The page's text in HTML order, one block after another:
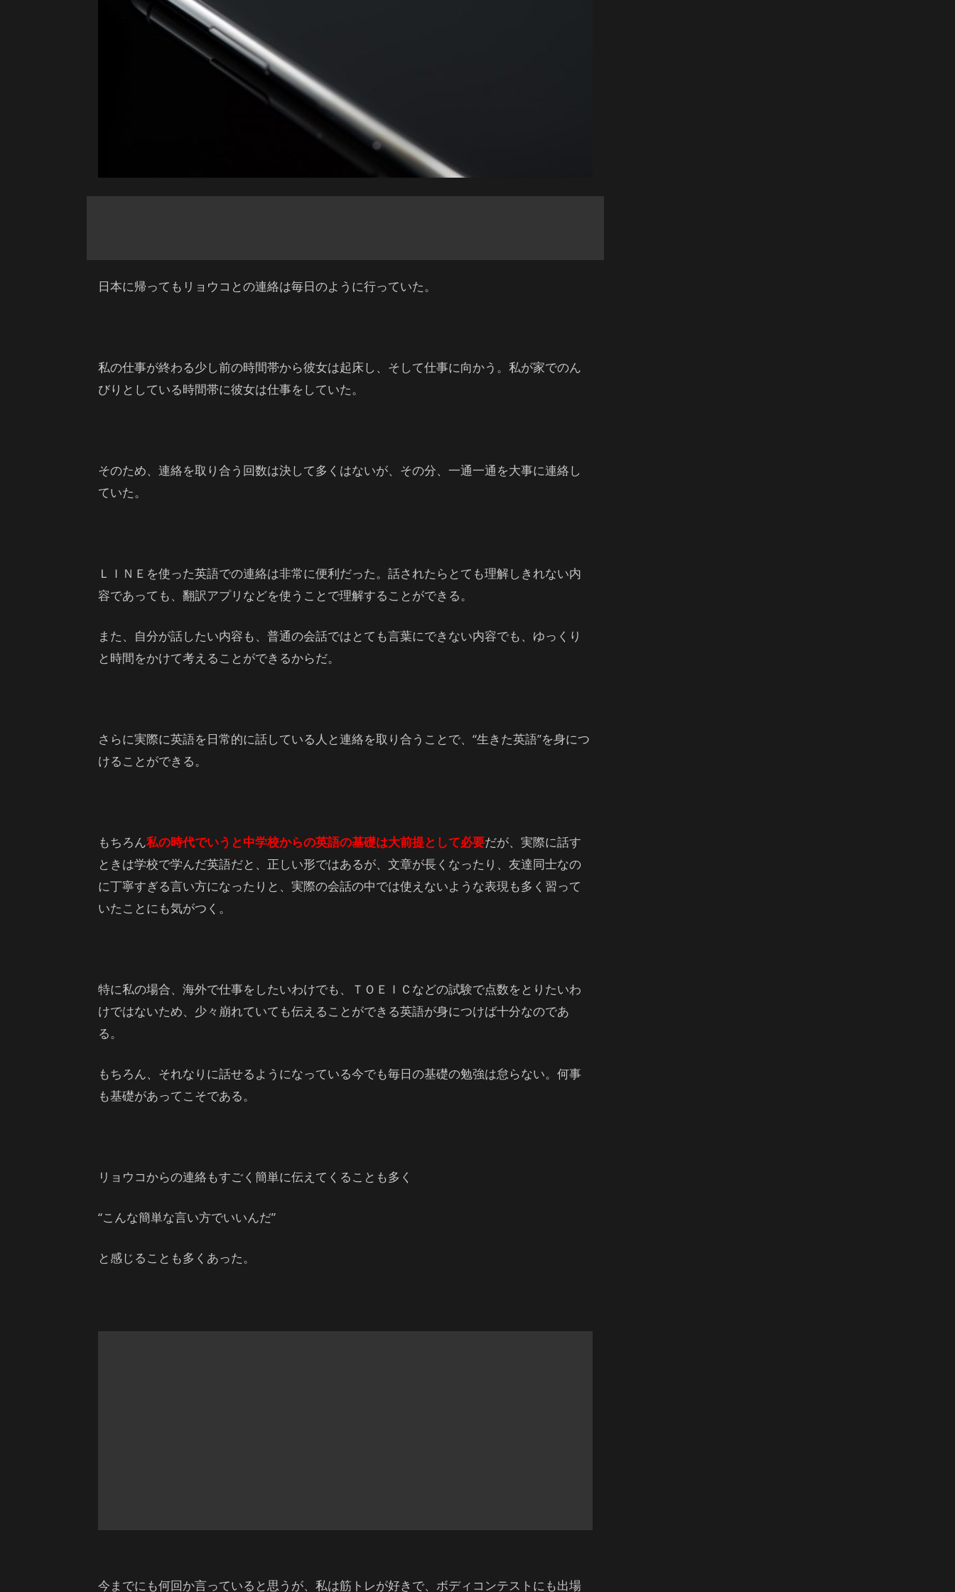
日本に帰ってもリョウコとの連絡は毎日のように行っていた。
私の仕事が終わる少し前の時間帯から彼女は起床し、そして仕事に向かう。私が家でのん
びりとしている時間帯に彼女は仕事をしていた。
そのため、連絡を取り合う回数は決して多くはないが、その分、一通一通を大事に連絡し
ていた。
ＬＩＮＥを使った英語での連絡は非常に便利だった。話されたらとても理解しきれない内
容であっても、翻訳アプリなどを使うことで理解することができる。
また、自分が話したい内容も、普通の会話ではとても言葉にできない内容でも、ゆっくり
と時間をかけて考えることができるからだ。
さらに実際に英語を日常的に話している人と連絡を取り合うことで、“生きた英語”を身につ
けることができる。
もちろん私の時代でいうと中学校からの英語の基礎は大前提として必要だが、実際に話す
ときは学校で学んだ英語だと、正しい形ではあるが、文章が長くなったり、友達同士なの
に丁寧すぎる言い方になったりと、実際の会話の中では使えないような表現も多く習って
いたことにも気がつく。
特に私の場合、海外で仕事をしたいわけでも、ＴＯＥＩＣなどの試験で点数をとりたいわ
けではないため、少々崩れていても伝えることができる英語が身につけば十分なのであ
る。
もちろん、それなりに話せるようになっている今でも毎日の基礎の勉強は怠らない。何事
も基礎があってこそである。
リョウコからの連絡もすごく簡単に伝えてくることも多く
“こんな簡単な言い方でいいんだ”
と感じることも多くあった。
今までにも何回か言っていると思うが、私は筋トレが好きで、ボディコンテストにも出場